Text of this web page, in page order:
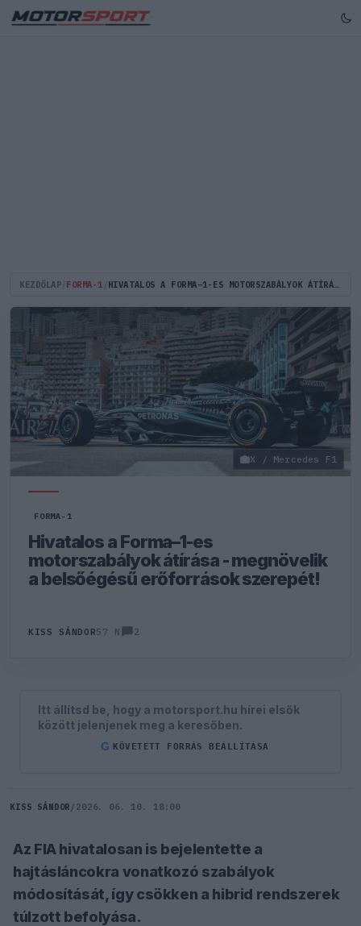
KEZDŐLAP FORMA-1 HIVATALOS A FORMA–1-ES MOTORSZABÁLYOK ÁTÍRÁSA - MEGNÖVELIK A BELSŐÉGÉSŰ ERŐFORRÁSOK SZEREPÉT!
X / Mercedes F1
FORMA-1
Hivatalos a Forma–1-es
motorszabályok átírása - megnövelik
a belsőégésű erőforrások szerepét!
KISS SÁNDOR57 N 2
Itt állítsd be, hogy a motorsport.hu hírei elsők
között jelenjenek meg a keresőben.
G KÖVETETT FORRÁS BEÁLLÍTÁSA
KISS SÁNDOR / 2026. 06. 10. 18:00
Az FIA hivatalosan is bejelentette a
hajtásláncokra vonatkozó szabályok
módosítását, így csökken a hibrid rendszerek
túlzott befolyása.